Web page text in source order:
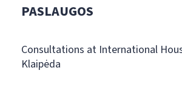
PASLAUGOS
Consultations at International
Klaipėda